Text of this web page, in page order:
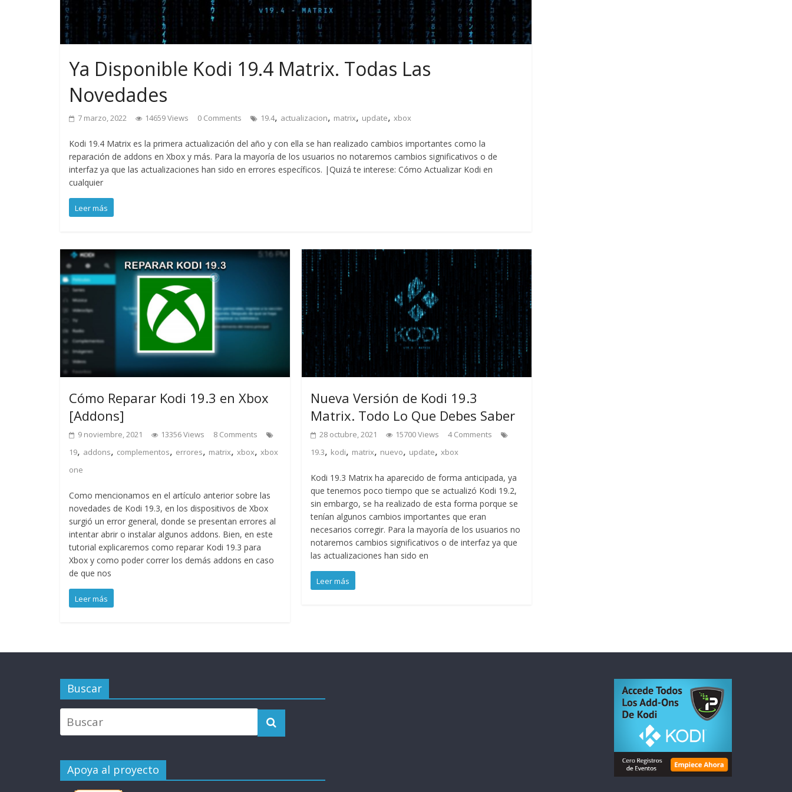
Ya Disponible Kodi 19.4 Matrix. Todas Las
Novedades
7 marzo, 2022 14659 Views 0 Comments 19.4, actualizacion, matrix, update, xbox
Kodi 19.4 Matrix es la primera actualización del año y con ella se han realizado cambios importantes como la
reparación de addons en Xbox y más. Para la mayoría de los usuarios no notaremos cambios significativos o de
interfaz ya que las actualizaciones han sido en errores específicos. |Quizá te interese: Cómo Actualizar Kodi en
cualquier
Leer más
Cómo Reparar Kodi 19.3 en Xbox
[Addons]
9 noviembre, 2021 13356 Views
8 Comments
19, addons, complementos, errores, matrix, xbox, xbox
one
Como mencionamos en el artículo anterior sobre las
novedades de Kodi 19.3, en los dispositivos de Xbox
surgió un error general, donde se presentan errores al
intentar abrir o instalar algunos addons. Bien, en este
tutorial explicaremos como reparar Kodi 19.3 para
Xbox y como poder correr los demás addons en caso
de que nos
Leer más
Nueva Versión de Kodi 19.3
Matrix. Todo Lo Que Debes Saber
28 octubre, 2021 15700 Views
4 Comments
19.3, kodi, matrix, nuevo, update,xbox
Kodi 19.3 Matrix ha aparecido de forma anticipada, ya
que tenemos poco tiempo que se actualizó Kodi 19.2,
sin embargo, se ha realizado de esta forma porque se
tenían algunos cambios importantes que eran
necesarios corregir. Para la mayoría de los usuarios no
notaremos cambios significativos o de interfaz ya que
las actualizaciones han sido en
Leer más
Buscar
Apoya al proyecto